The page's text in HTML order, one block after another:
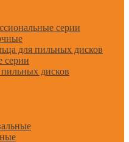
серии
для пильных дисков
дисков